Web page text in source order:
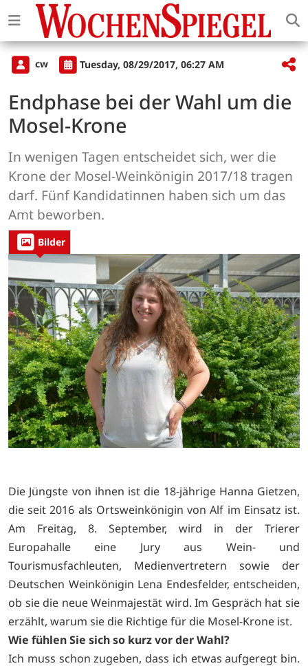
cw Tuesday, 08/29/2017, 06:27 AM
Endphase bei der Wahl um die
Mosel-Krone
In wenigen Tagen entscheidet sich, wer die
Krone der Mosel-Weinkönigin 2017/18 tragen
darf. Fünf Kandidatinnen haben sich um das
Amt beworben.
Bilder
Die Jüngste von ihnen ist die 18-jährige Hanna Gietzen,
die seit 2016 als Ortsweinkönigin von Alf im Einsatz ist.
Am Freitag, 8. September, wird in der Trierer
Europahalle eine Jury aus Wein- und
Tourismusfachleuten, Medienvertretern sowie der
Deutschen Weinkönigin Lena Endesfelder, entscheiden,
ob sie die neue Weinmajestät wird. Im Gespräch hat sie
erzählt, warum sie die Richtige für die Mosel-Krone ist.
Wie fühlen Sie sich so kurz vor der Wahl?
Ich muss schon zugeben, dass ich etwas aufgeregt bin.